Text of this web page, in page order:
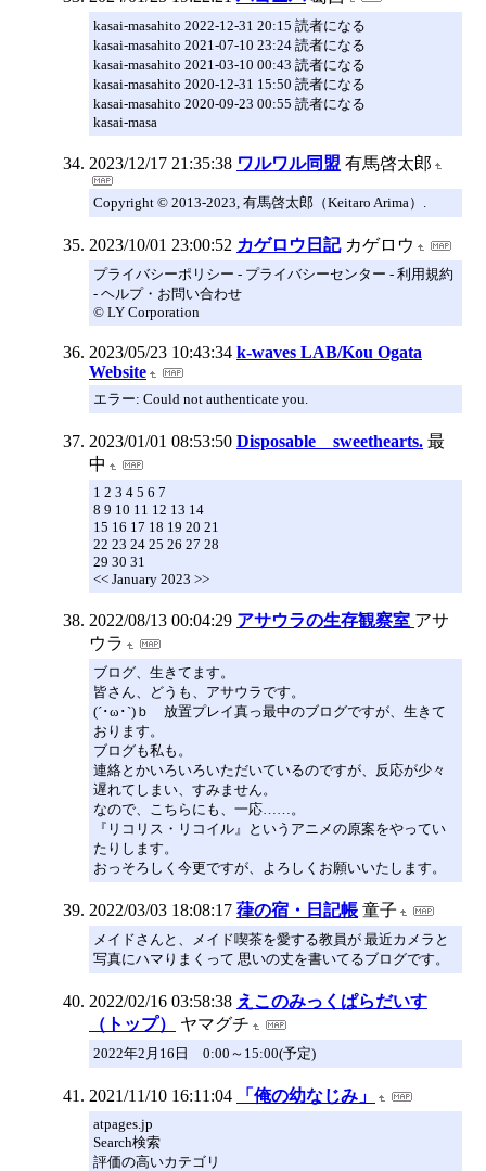
kasai-masahito 2022-12-31 20:15 読者になる
kasai-masahito 2021-07-10 23:24 読者になる
kasai-masahito 2021-03-10 00:43 読者になる
kasai-masahito 2020-12-31 15:50 読者になる
kasai-masahito 2020-09-23 00:55 読者になる
kasai-masa
2023/12/17 21:35:38 ワルワル同盟 有馬啓太郎
Copyright © 2013-2023, 有馬啓太郎（Keitaro Arima）.
2023/10/01 23:00:52 カゲロウ日記 カゲロウ
プライバシーポリシー - プライバシーセンター - 利用規約
- ヘルプ・お問い合わせ
© LY Corporation
2023/05/23 10:43:34 k-waves LAB/Kou Ogata
Website
エラー: Could not authenticate you.
2023/01/01 08:53:50 Disposable sweethearts. 最
中
1 2 3 4 5 6 7
8 9 10 11 12 13 14
15 16 17 18 19 20 21
22 23 24 25 26 27 28
29 30 31
<< January 2023 >>
2022/08/13 00:04:29 アサウラの生存観察室 アサ
ウラ
ブログ、生きてます。
皆さん、どうも、アサウラです。
(´･ω･`)ｂ 放置プレイ真っ最中のブログですが、生きて
おります。
ブログも私も。
連絡とかいろいろいただいているのですが、反応が少々
遅れてしまい、すみません。
なので、こちらにも、一応……。
『リコリス・リコイル』というアニメの原案をやってい
たりします。
おっそろしく今更ですが、よろしくお願いいたします。
2022/03/03 18:08:17 葎の宿・日記帳 童子
メイドさんと、メイド喫茶を愛する教員が 最近カメラと
写真にハマりまくって 思いの丈を書いてるブログです。
2022/02/16 03:58:38 えこのみっくぱらだいす
（トップ）
ヤマグチ
2022年2月16日 0:00～15:00(予定)
2021/11/10 16:11:04 「俺の幼なじみ」
atpages.jp
Search検索
評価の高いカテゴリ